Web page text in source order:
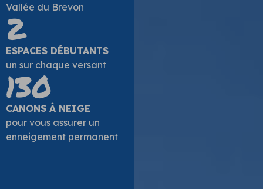
Vallée du Brevon
2
ESPACES DÉBUTANTS
un sur chaque versant
130
CANONS À NEIGE
pour vous assurer un
enneigement permanent